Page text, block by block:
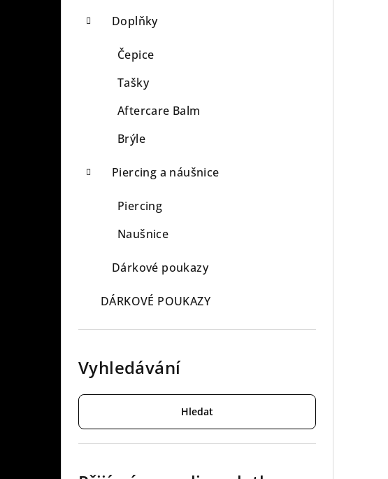
Doplňky
Čepice
Tašky
Aftercare Balm
Brýle
Piercing a náušnice
Piercing
Naušnice
Dárkové poukazy
DÁRKOVÉ POUKAZY
Vyhledávání
Hledat